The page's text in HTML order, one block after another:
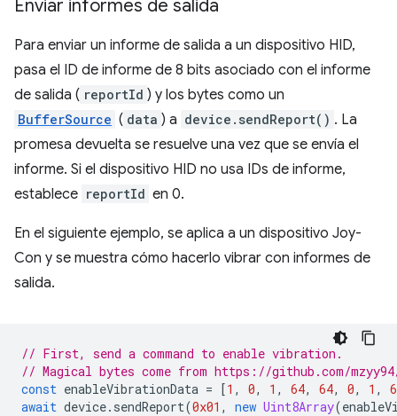
Enviar informes de salida
Para enviar un informe de salida a un dispositivo HID,
pasa el ID de informe de 8 bits asociado con el informe
de salida ( reportId ) y los bytes como un
BufferSource ( data ) a device.sendReport() . La
promesa devuelta se resuelve una vez que se envía el
informe. Si el dispositivo HID no usa IDs de informe,
establece reportId en 0.
En el siguiente ejemplo, se aplica a un dispositivo Joy-
Con y se muestra cómo hacerlo vibrar con informes de
salida.
// First, send a command to enable vibration.
// Magical bytes come from https://github.com/
const enableVibrationData = [1 , 0, 1 , 64, 64, 0, 1 ,
await device. sendReport(0x01 , new Uint8Array(